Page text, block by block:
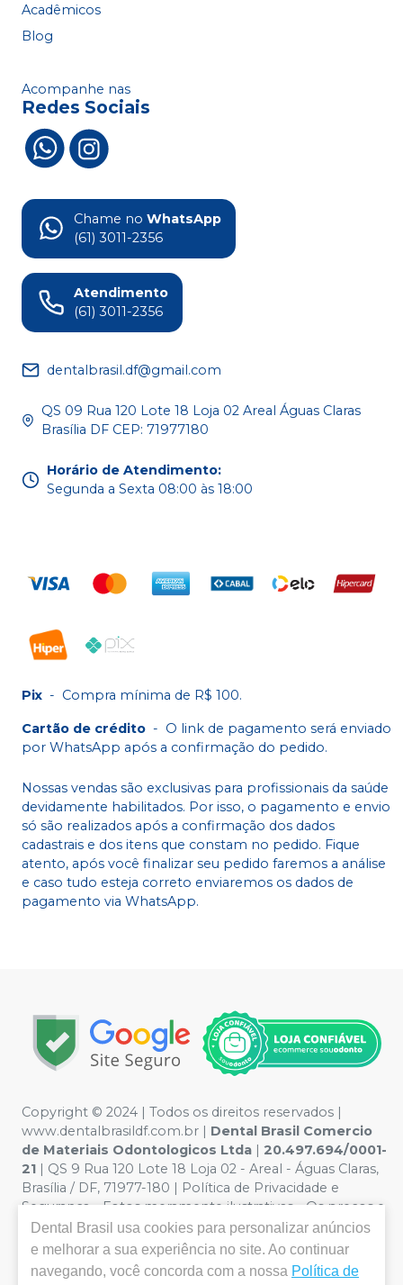
Acadêmicos
Blog
Acompanhe nas
Redes Sociais
Chame no WhatsApp
(61) 3011-2356
Atendimento
(61) 3011-2356
dentalbrasil.df@gmail.com
QS 09 Rua 120 Lote 18 Loja 02 Areal Águas Claras
Brasília DF CEP: 71977180
Horário de Atendimento:
Segunda a Sexta 08:00 às 18:00
Pix - Compra mínima de R$ 100.
Cartão de crédito - O link de pagamento será enviado
por WhatsApp após a confirmação do pedido.
Nossas vendas são exclusivas para profissionais da saúde
devidamente habilitados. Por isso, o pagamento e envio
só são realizados após a confirmação dos dados
cadastrais e dos itens que constam no pedido. Fique
atento, após você finalizar seu pedido faremos a análise
e caso tudo esteja correto enviaremos os dados de
pagamento via WhatsApp.
Copyright © 2024 | Todos os direitos reservados |
www.dentalbrasildf.com.br | Dental Brasil Comercio
de Materiais Odontologicos Ltda | 20.497.694/0001-
21 | QS 9 Rua 120 Lote 18 Loja 02 - Areal - Águas Claras,
Brasília / DF, 71977-180 | Política de Privacidade e
Segurança - Fotos meramente ilustrativas - Os preços e
condições da loja virtual estão sujeitos a alterações. Em
caso de divergência de preços no site, o valor válido é o
do Carrinho de Compra. Não vendemos por atacado,
Dental Brasil usa cookies para personalizar anúncios
e melhorar a sua experiência no site. Ao continuar
navegando, você concorda com a nossa Política de